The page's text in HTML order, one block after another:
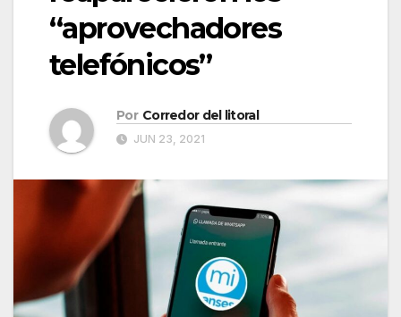
“aprovechadores
telefónicos”
Por Corredor del litoral
JUN 23, 2021